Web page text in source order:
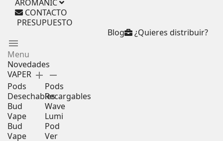
AROMANIC
CONTACTO
PRESUPUESTO
¿Quieres distribuir?
Blog
menu
Menu
Novedades
VAPER add remove
Pods
Desechables
Bud
Vape
Bud
Vape
Pods
Recargables
Wave
Lumi
Pod
Ver